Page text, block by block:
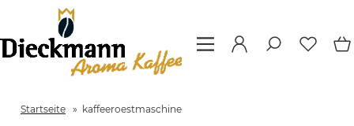
Startseite » kaffeeroestmaschine